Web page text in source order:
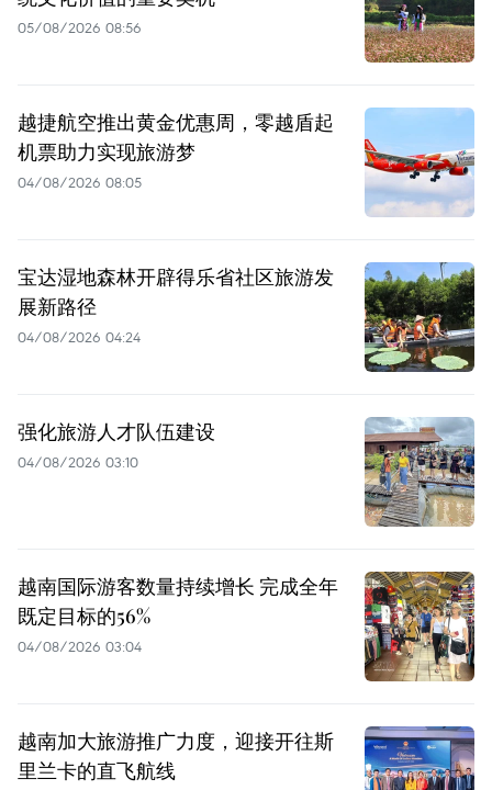
05/08/2026 08:56
越捷航空推出黄金优惠周，零越盾起
机票助力实现旅游梦
04/08/2026 08:05
宝达湿地森林开辟得乐省社区旅游发
展新路径
04/08/2026 04:24
强化旅游人才队伍建设
04/08/2026 03:10
越南国际游客数量持续增长 完成全年
既定目标的56%
04/08/2026 03:04
越南加大旅游推广力度，迎接开往斯
里兰卡的直飞航线